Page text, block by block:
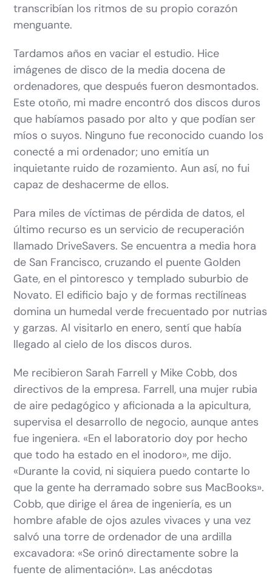
transcribían los ritmos de su propio corazón
menguante.
Tardamos años en vaciar el estudio. Hice
imágenes de disco de la media docena de
ordenadores, que después fueron desmontados.
Este otoño, mi madre encontró dos discos duros
que habíamos pasado por alto y que podían ser
míos o suyos. Ninguno fue reconocido cuando los
conecté a mi ordenador; uno emitía un
inquietante ruido de rozamiento. Aun así, no fui
capaz de deshacerme de ellos.
Para miles de víctimas de pérdida de datos, el
último recurso es un servicio de recuperación
llamado DriveSavers. Se encuentra a media hora
de San Francisco, cruzando el puente Golden
Gate, en el pintoresco y templado suburbio de
Novato. El edificio bajo y de formas rectilíneas
domina un humedal verde frecuentado por nutrias
y garzas. Al visitarlo en enero, sentí que había
llegado al cielo de los discos duros.
Me recibieron Sarah Farrell y Mike Cobb, dos
directivos de la empresa. Farrell, una mujer rubia
de aire pedagógico y aficionada a la apicultura,
supervisa el desarrollo de negocio, aunque antes
fue ingeniera. «En el laboratorio doy por hecho
que todo ha estado en el inodoro», me dijo.
«Durante la covid, ni siquiera puedo contarte lo
que la gente ha derramado sobre sus MacBooks».
Cobb, que dirige el área de ingeniería, es un
hombre afable de ojos azules vivaces y una vez
salvó una torre de ordenador de una ardilla
excavadora: «Se orinó directamente sobre la
fuente de alimentación». Las anécdotas